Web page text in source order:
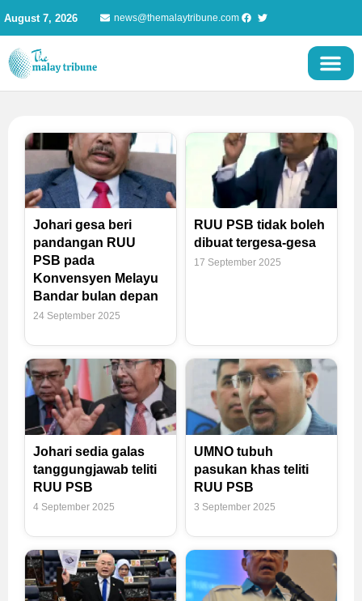
content
August 7, 2026 news@themalaytribune.com
Johari gesa beri
pandangan RUU
PSB pada
Konvensyen Melayu
Bandar bulan depan
24 September 2025
RUU PSB tidak boleh
dibuat tergesa-gesa
17 September 2025
Johari sedia galas
tanggungjawab teliti
RUU PSB
4 September 2025
UMNO tubuh
pasukan khas teliti
RUU PSB
3 September 2025